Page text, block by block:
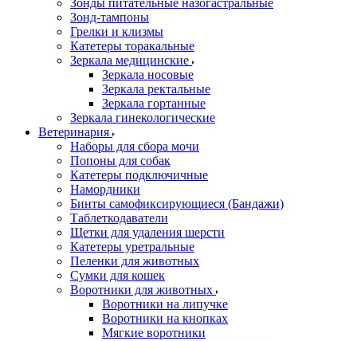
Зонды питательные назогастральные
Зонд-тампоны
Грелки и клизмы
Катетеры торакальные
Зеркала медицинские
Зеркала носовые
Зеркала ректальные
Зеркала гортанные
Зеркала гинекологические
Ветеринария
Наборы для сбора мочи
Попоны для собак
Катетеры подключичные
Намордники
Бинты самофиксирующиеся (Бандажи)
Таблеткодаватели
Щетки для удаления шерсти
Катетеры уретральные
Пеленки для животных
Сумки для кошек
Воротники для животных
Воротники на липучке
Воротники на кнопках
Мягкие воротники